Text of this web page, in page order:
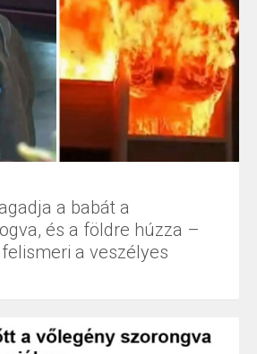
a babát a
és a földre húzza –
a veszélyes